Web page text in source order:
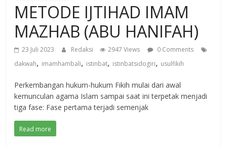
METODE IJTIHAD IMAM
MAZHAB (ABU HANIFAH)
23 Juli 2023 Redaksi 2947 Views
0 Comments
dakwah, imamhambali, istinbat, istinbatsidogiri, usulfikih
Perkembangan hukum-hukum Fikih mulai dari awal
kemunculan agama Islam sampai saat ini terpetak menjadi
tiga fase: Fase pertama terjadi semenjak
Read more